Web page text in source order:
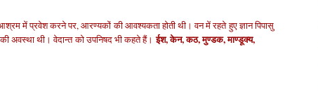
में प्रवेश करने पर, आरण्यकों की आवश्यकता होती थी। वन में रहते हुए ज्ञान पिपासु
अवस्था थी। वेदान्त को उपनिषद भी कहते हैं।ईश, केन, कठ, मुण्डक, माण्डूक्य,